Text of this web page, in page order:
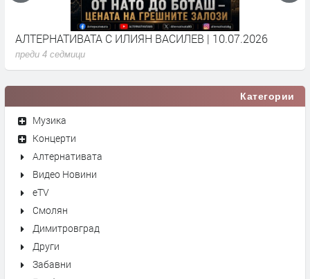
АЛТЕРНАТИВАТА С ИЛИЯН ВАСИЛЕВ | 10.07.2026
преди 4 седмици
Категории
Музика
Концерти
Алтернативата
Видео Новини
eTV
Смолян
Димитровград
Други
Забавни